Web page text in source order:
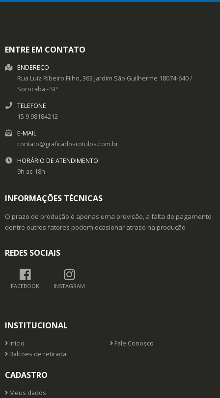
ENTRE EM CONTATO
ENDEREÇO
Rua Luiz Ribeiro Filho, 363 Jardim São Guilherme 18074-640/
Sorocaba - SP
TELEFONE
15 9 98184212
E-MAIL
contato@graficadosrotulos.com.br
HORÁRIO DE ATENDIMENTO
9h as 18h
INFORMAÇÕES TÉCNICAS
O prazo de produção é apenas uma previsão, a falta de pagamento
dentre outros fatores podem ocasionar atraso na produção
REDES SOCIAIS
FACEBOOK INSTAGRAM
INSTITUCIONAL
Início
Fale Conosco
Balcões de retirada
CADASTRO
Meus dados